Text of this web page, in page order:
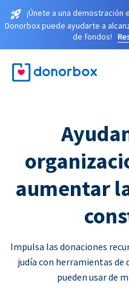
¡Únete a una demostración
Donorbox puede ayudarte a
de fondos!
aumentar
Impulsa las donaciones
judía con herramientas de
pueden usar de